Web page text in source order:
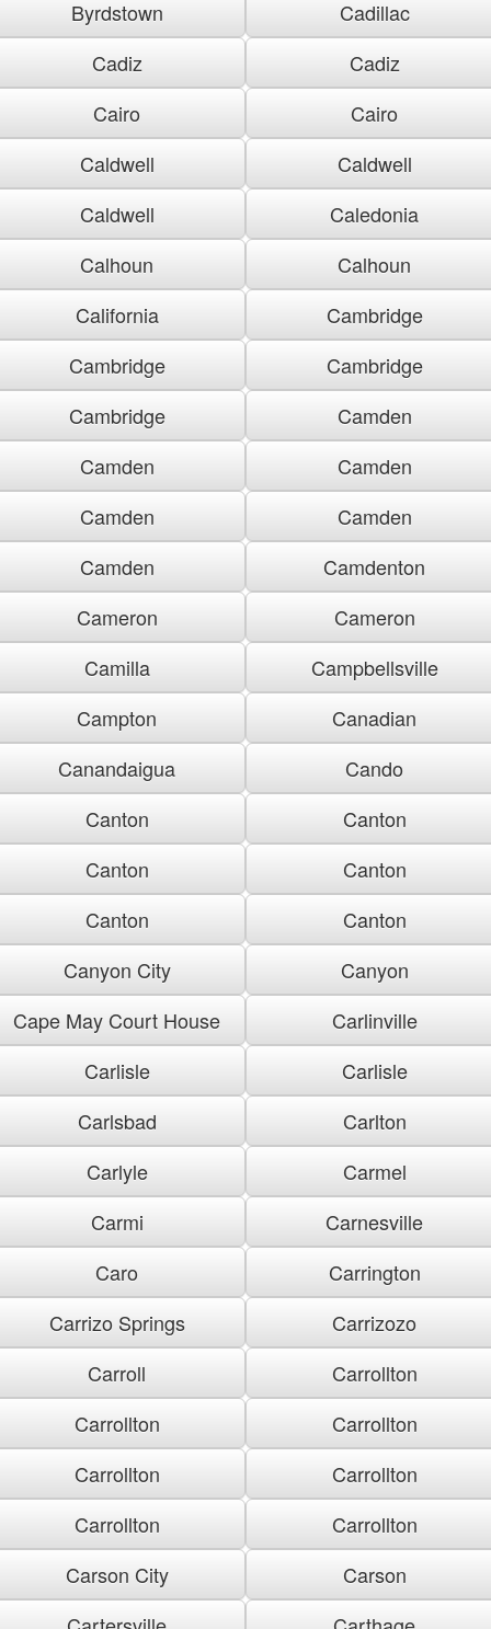
Byrdstown
Cadillac
Cadiz
Cadiz
Cairo
Cairo
Caldwell
Caldwell
Caldwell
Caledonia
Calhoun
Calhoun
California
Cambridge
Cambridge
Cambridge
Cambridge
Camden
Camden
Camden
Camden
Camden
Camden
Camdenton
Cameron
Cameron
Camilla
Campbellsville
Campton
Canadian
Canandaigua
Cando
Canton
Canton
Canton
Canton
Canton
Canton
Canyon City
Canyon
Cape May Court House
Carlinville
Carlisle
Carlisle
Carlsbad
Carlton
Carlyle
Carmel
Carmi
Carnesville
Caro
Carrington
Carrizo Springs
Carrizozo
Carroll
Carrollton
Carrollton
Carrollton
Carrollton
Carrollton
Carrollton
Carrollton
Carson City
Carson